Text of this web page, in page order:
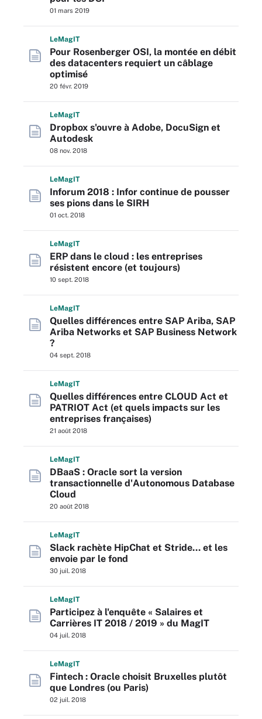
01 mars 2019
LeMagIT
Pour Rosenberger OSI, la montée en débit
des datacenters requiert un câblage
optimisé
20 févr. 2019
LeMagIT
Dropbox s'ouvre à Adobe, DocuSign et
Autodesk
08 nov. 2018
LeMagIT
Inforum 2018 : Infor continue de pousser
ses pions dans le SIRH
01 oct. 2018
LeMagIT
ERP dans le cloud : les entreprises
résistent encore (et toujours)
10 sept. 2018
LeMagIT
Quelles différences entre SAP Ariba, SAP
Ariba Networks et SAP Business Network
?
04 sept. 2018
LeMagIT
Quelles différences entre CLOUD Act et
PATRIOT Act (et quels impacts sur les
entreprises françaises)
21 août 2018
LeMagIT
DBaaS : Oracle sort la version
transactionnelle d'Autonomous Database
Cloud
20 août 2018
LeMagIT
Slack rachète HipChat et Stride… et les
envoie par le fond
30 juil. 2018
LeMagIT
Participez à l'enquête « Salaires et
Carrières IT 2018 / 2019 » du MagIT
04 juil. 2018
LeMagIT
Fintech : Oracle choisit Bruxelles plutôt
que Londres (ou Paris)
02 juil. 2018